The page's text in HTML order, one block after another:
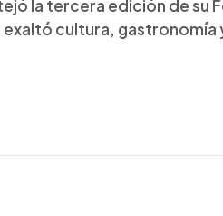
la tercera edición de su
exaltó cultura, gastronomía